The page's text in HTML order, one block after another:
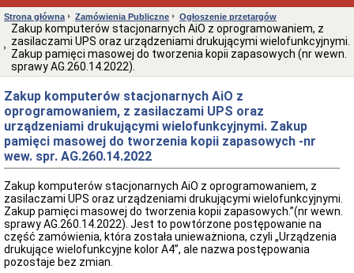
Statut
Regulamin
Aktualne
oferty
pracy
Kontrole
w
Ośrodku
Wykaz
zbędnych
i
zużytych
składników
majątku
ruchomego
Zamówienia
Publiczne
Strona główna Zamówienia Publiczne Ogłoszenie przetargów
Zakup komputerów stacjonarnych AiO z oprogramowaniem, z
zasilaczami UPS oraz urządzeniami drukującymi wielofunkcyjnymi.
Zakup pamięci masowej do tworzenia kopii zapasowych (nr wewn.
sprawy AG.260.14.2022).
Zakup komputerów stacjonarnych AiO z
oprogramowaniem, z zasilaczami UPS oraz
urządzeniami drukującymi wielofunkcyjnymi. Zakup
pamięci masowej do tworzenia kopii zapasowych -nr
wew. spr. AG.260.14.2022
Zakup komputerów stacjonarnych AiO z oprogramowaniem, z
zasilaczami UPS oraz urządzeniami drukującymi wielofunkcyjnymi.
Zakup pamięci masowej do tworzenia kopii zapasowych.”(nr wewn.
sprawy AG.260.14.2022). Jest to powtórzone postępowanie na
część zamówienia, która została unieważniona, czyli „Urządzenia
drukujące wielofunkcyjne kolor A4”, ale nazwa postępowania
pozostaje bez zmian.